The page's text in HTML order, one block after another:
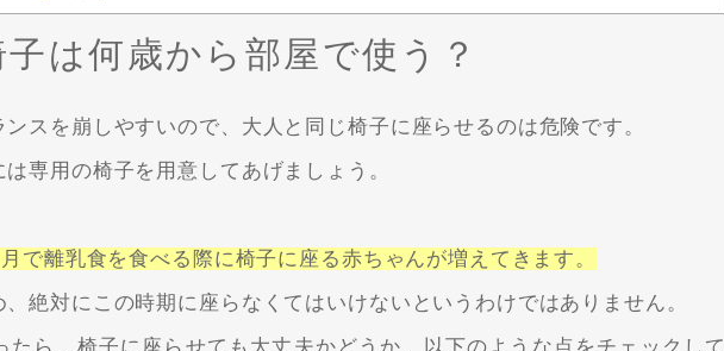
は何歳から部屋で使う？
スを崩しやすいので、大人と同じ椅子に座らせるのは危険です。
専用の椅子を用意してあげましょう。
で離乳食を食べる際に椅子に座る赤ちゃんが増えてきます。
絶対にこの時期に座らなくてはいけないというわけではありません。